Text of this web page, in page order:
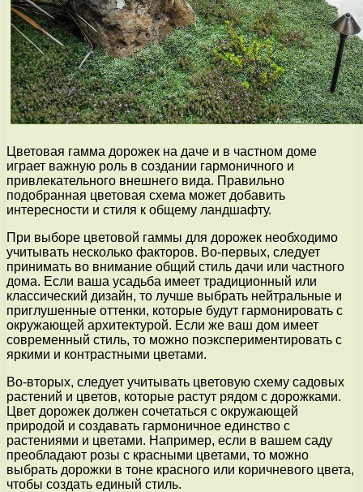
Цветовая гамма дорожек на даче и в частном доме
играет важную роль в создании гармоничного и
привлекательного внешнего вида. Правильно
подобранная цветовая схема может добавить
интересности и стиля к общему ландшафту.
При выборе цветовой гаммы для дорожек необходимо
учитывать несколько факторов. Во-первых, следует
принимать во внимание общий стиль дачи или частного
дома. Если ваша усадьба имеет традиционный или
классический дизайн, то лучше выбрать нейтральные и
приглушенные оттенки, которые будут гармонировать с
окружающей архитектурой. Если же ваш дом имеет
современный стиль, то можно поэкспериментировать с
яркими и контрастными цветами.
Во-вторых, следует учитывать цветовую схему садовых
растений и цветов, которые растут рядом с дорожками.
Цвет дорожек должен сочетаться с окружающей
природой и создавать гармоничное единство с
растениями и цветами. Например, если в вашем саду
преобладают розы с красными цветами, то можно
выбрать дорожки в тоне красного или коричневого цвета,
чтобы создать единый стиль.